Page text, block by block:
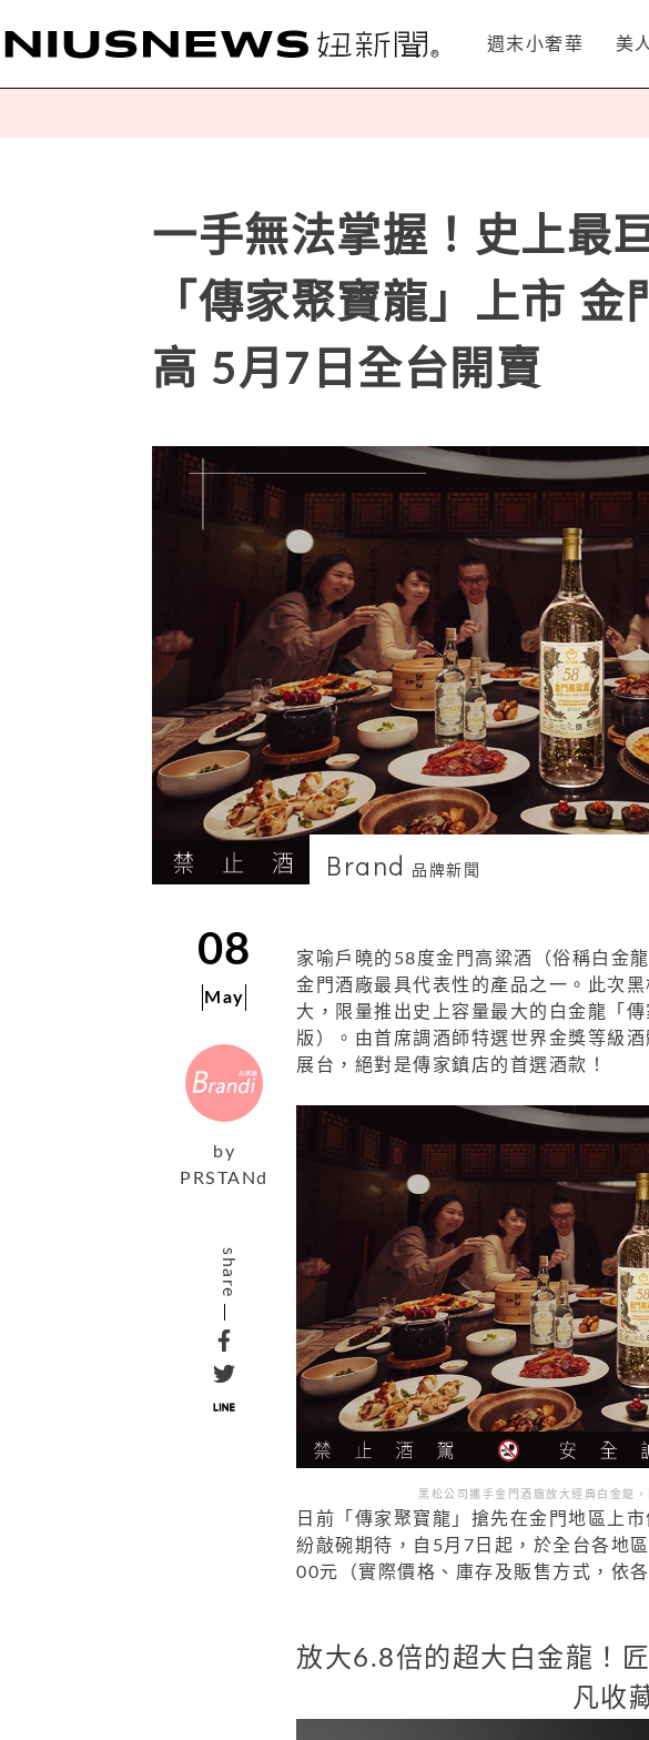
週末小奢華 美
一手無法掌握！史上最
「傳家聚寶龍」上市
高 5月7日全台開賣
Brand 品牌新聞
08
May
by
PRSTANd
share
家喻戶曉的58度金門高粱酒（俗稱白金
金門酒廠最具代表性的產品之一。此次
大，限量推出史上容量最大的白金龍「
版）。由首席調酒師特選世界金獎等級
展台，絕對是傳家鎮店的首選酒款！
黑松公司攜手金門酒廠放大經典白金龍
日前「傳家聚寶龍」搶先在金門地區上
紛敲碗期待，自5月7日起，於全台各地
00元（實際價格、庫存及販售方式，依
放大6.8倍的超大白金龍！
凡收